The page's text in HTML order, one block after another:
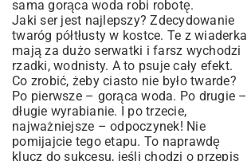
sama gorąca woda robi robotę.
Jaki ser jest najlepszy? Zdecydowanie
twaróg półtłusty w kostce. Te z wiaderka
mają za dużo serwatki i farsz wychodzi
rzadki, wodnisty. A to psuje cały efekt.
Co zrobić, żeby ciasto nie było twarde?
Po pierwsze – gorąca woda. Po drugie –
długie wyrabianie. I po trzecie,
najważniejsze – odpoczynek! Nie
pomijajcie tego etapu. To naprawdę
klucz do sukcesu, jeśli chodzi o przepis